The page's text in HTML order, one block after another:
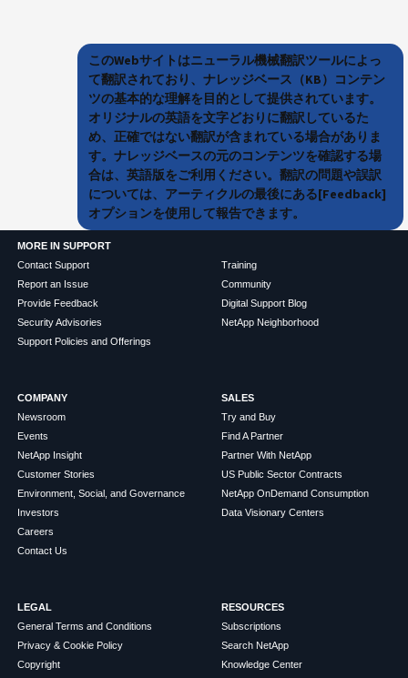
このWebサイトはニューラル機械翻訳ツールによっ
て翻訳されており、ナレッジベース（KB）コンテン
ツの基本的な理解を目的として提供されています。
オリジナルの英語を文字どおりに翻訳しているた
め、正確ではない翻訳が含まれている場合がありま
す。ナレッジベースの元のコンテンツを確認する場
合は、英語版をご利用ください。翻訳の問題や誤訳
については、アーティクルの最後にある[Feedback]
オプションを使用して報告できます。
MORE IN SUPPORT
Contact Support
Report an Issue
Provide Feedback
Security Advisories
Support Policies and Offerings
Training
Community
Digital Support Blog
NetApp Neighborhood
COMPANY
Newsroom
Events
NetApp Insight
Customer Stories
Environment, Social, and Governance
Investors
Careers
Contact Us
SALES
Try and Buy
Find A Partner
Partner With NetApp
US Public Sector Contracts
NetApp OnDemand Consumption
Data Visionary Centers
LEGAL
General Terms and Conditions
Privacy & Cookie Policy
Copyright
RESOURCES
Subscriptions
Search NetApp
Knowledge Center